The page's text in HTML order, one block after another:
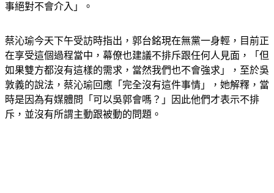
事絕對不會介入」。
蔡沁瑜今天下午受訪時指出，郭台銘現在無黨一身輕，目前正
在享受這個過程當中，幕僚也建議不排斥跟任何人見面，「但
如果雙方都沒有這樣的需求，當然我們也不會強求」，至於吳
敦義的說法，蔡沁瑜回應「完全沒有這件事情」，她解釋，當
時是因為有媒體問「可以吳郭會嗎？」因此他們才表示不排
斥，並沒有所謂主動跟被動的問題。